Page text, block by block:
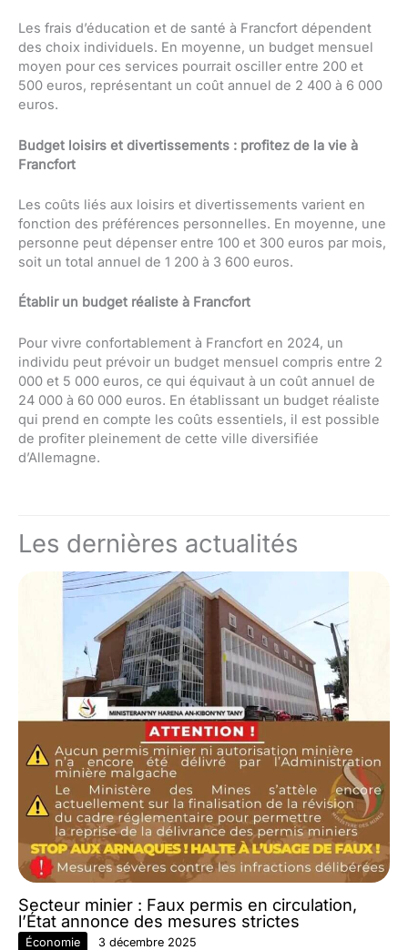
Les frais d’éducation et de santé à Francfort dépendent
des choix individuels. En moyenne, un budget mensuel
moyen pour ces services pourrait osciller entre 200 et
500 euros, représentant un coût annuel de 2 400 à 6 000
euros.
Budget loisirs et divertissements : profitez de la vie à
Francfort
Les coûts liés aux loisirs et divertissements varient en
fonction des préférences personnelles. En moyenne, une
personne peut dépenser entre 100 et 300 euros par mois,
soit un total annuel de 1 200 à 3 600 euros.
Établir un budget réaliste à Francfort
Pour vivre confortablement à Francfort en 2024, un
individu peut prévoir un budget mensuel compris entre 2
000 et 5 000 euros, ce qui équivaut à un coût annuel de
24 000 à 60 000 euros. En établissant un budget réaliste
qui prend en compte les coûts essentiels, il est possible
de profiter pleinement de cette ville diversifiée
d’Allemagne.
Les dernières actualités
Secteur minier : Faux permis en circulation,
l’État annonce des mesures strictes
Économie 3 décembre 2025